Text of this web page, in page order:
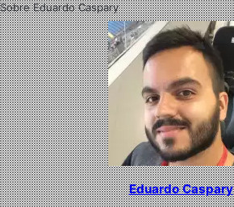
Sobre Eduardo Caspary
Eduardo Caspary